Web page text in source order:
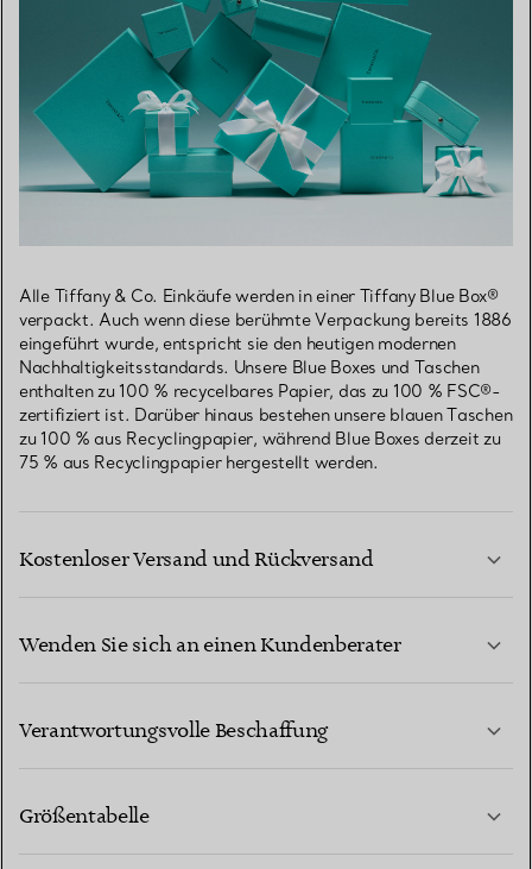
Alle Tiffany & Co. Einkäufe werden in einer Tiffany Blue Box®
verpackt. Auch wenn diese berühmte Verpackung bereits 1886
eingeführt wurde, entspricht sie den heutigen modernen
Nachhaltigkeitsstandards. Unsere Blue Boxes und Taschen
enthalten zu 100 % recycelbares Papier, das zu 100 % FSC®-
zertifiziert ist. Darüber hinaus bestehen unsere blauen Taschen
zu 100 % aus Recyclingpapier, während Blue Boxes derzeit zu
75 % aus Recyclingpapier hergestellt werden.
Kostenloser Versand und Rückversand
Wenden Sie sich an einen Kundenberater
Verantwortungsvolle Beschaffung
Größentabelle